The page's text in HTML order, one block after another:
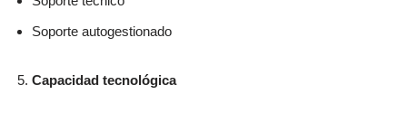
Soporte autogestionado
Capacidad tecnológica